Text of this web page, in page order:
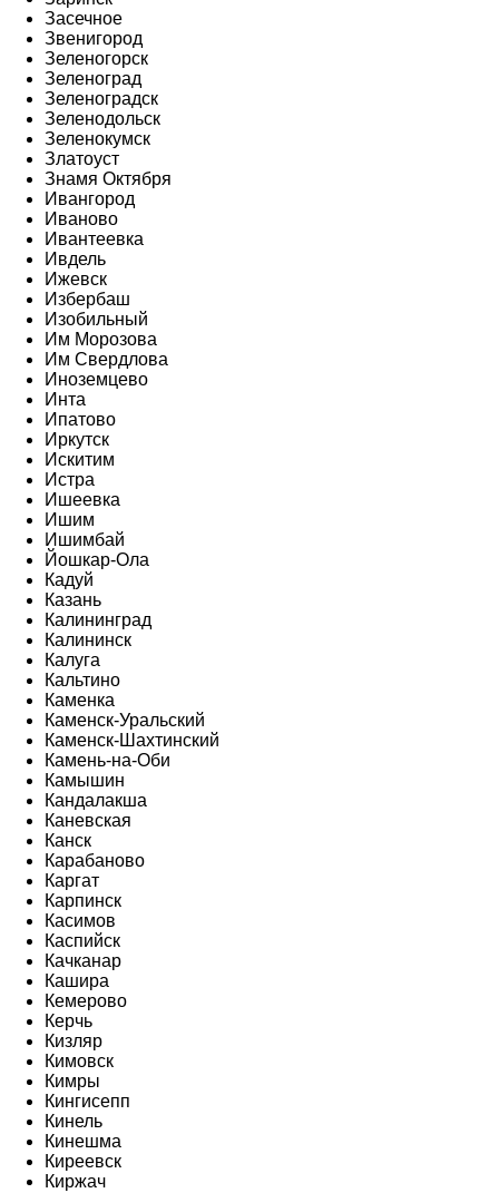
Засечное
Звенигород
Зеленогорск
Зеленоград
Зеленоградск
Зеленодольск
Зеленокумск
Златоуст
Знамя Октября
Ивангород
Иваново
Ивантеевка
Ивдель
Ижевск
Избербаш
Изобильный
Им Морозова
Им Свердлова
Иноземцево
Инта
Ипатово
Иркутск
Искитим
Истра
Ишеевка
Ишим
Ишимбай
Йошкар-Ола
Кадуй
Казань
Калининград
Калининск
Калуга
Кальтино
Каменка
Каменск-Уральский
Каменск-Шахтинский
Камень-на-Оби
Камышин
Кандалакша
Каневская
Канск
Карабаново
Каргат
Карпинск
Касимов
Каспийск
Качканар
Кашира
Кемерово
Керчь
Кизляр
Кимовск
Кимры
Кингисепп
Кинель
Кинешма
Киреевск
Киржач